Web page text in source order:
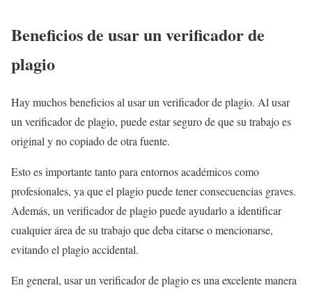
Beneficios de usar un verificador de
plagio
Hay muchos beneficios al usar un verificador de plagio. Al usar
un verificador de plagio, puede estar seguro de que su trabajo es
original y no copiado de otra fuente.
Esto es importante tanto para entornos académicos como
profesionales, ya que el plagio puede tener consecuencias graves.
Además, un verificador de plagio puede ayudarlo a identificar
cualquier área de su trabajo que deba citarse o mencionarse,
evitando el plagio accidental.
En general, usar un verificador de plagio es una excelente manera